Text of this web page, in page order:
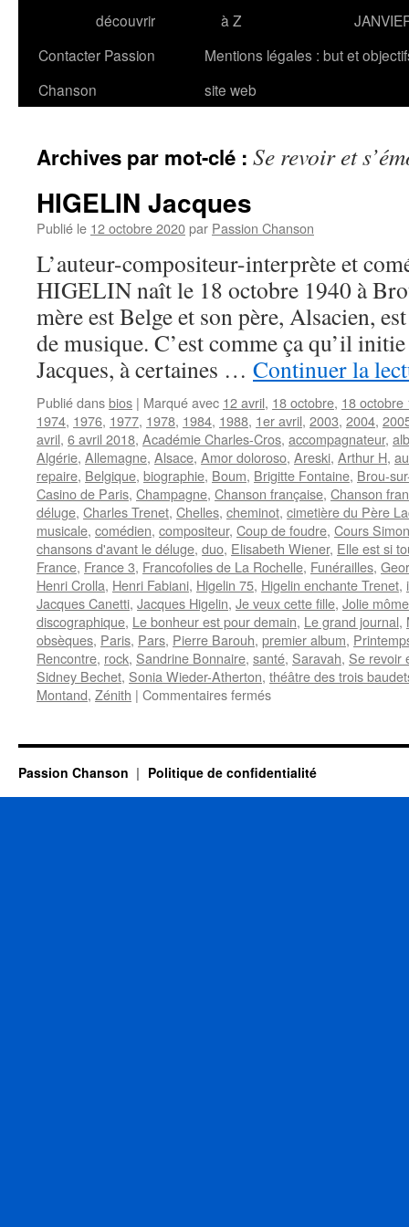
découvrir
à Z
Contacter Passion
Chanson
Mentions légales : but et
site web
Archives par mot-clé : Se revoir et
HIGELIN Jacques
Publié le 12 octobre 2020par Passion Chanson
L’auteur-compositeur-interprète et
HIGELIN naît le 18 octobre 1940 à
mère est Belge et son père, Alsacien,
de musique. C’est comme ça qu’il
Jacques, à certaines … Continuer la
Publié dansbios | Marqué avec 12 avril, 18 octobre, 18 octobre
1974, 1976, 1977, 1978, 1984, 1988, 1er avril, 2003, 2004,
avril, 6 avril 2018, Académie Charles-Cros, accompagnateur,
Algérie, Allemagne, Alsace, Amor doloroso, Areski, Arthur H,
repaire, Belgique, biographie, Boum, Brigitte Fontaine, Brou-
Casino de Paris, Champagne, Chanson française, Chanson
déluge, Charles Trenet, Chelles, cheminot, cimetière du Père
musicale, comédien, compositeur, Coup de foudre, Cours Simon
chansons d'avant le déluge, duo, Elisabeth Wiener, Elle est si
France, France 3, Francofolies de La Rochelle, Funérailles,
Henri Crolla, Henri Fabiani, Higelin 75, Higelin enchante Trenet,
Jacques Canetti, Jacques Higelin, Je veux cette fille, Jolie môme
discographique, Le bonheur est pour demain, Le grand journal,
obsèques, Paris, Pars, Pierre Barouh, premier album,
Rencontre, rock, Sandrine Bonnaire, santé, Saravah, Se revoir
Sidney Bechet, Sonia Wieder-Atherton, théâtre des trois
Montand, Zénith | Commentaires ferméssur
Passion Chanson Politique de confidentialité